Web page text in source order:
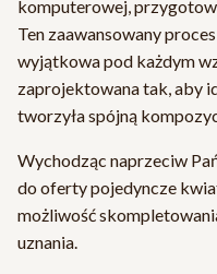
komputerowej,
Ten zaawansowany
wyjątkowa pod każdym
zaprojektowana tak, aby
tworzyła spójną
Wychodząc naprzeciw
do oferty pojedyncze
możliwość
uznania.